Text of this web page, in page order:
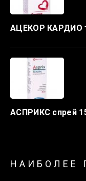
АЦЕКОР КАРДИО
АСПРИКС спрей
НАИБОЛЕЕ